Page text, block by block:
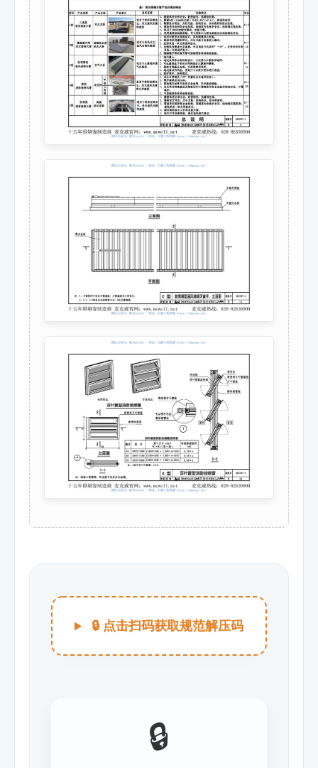
🔒 点击扫码获取规范解压码
🔒